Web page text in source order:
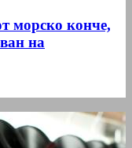
морско конче,
на